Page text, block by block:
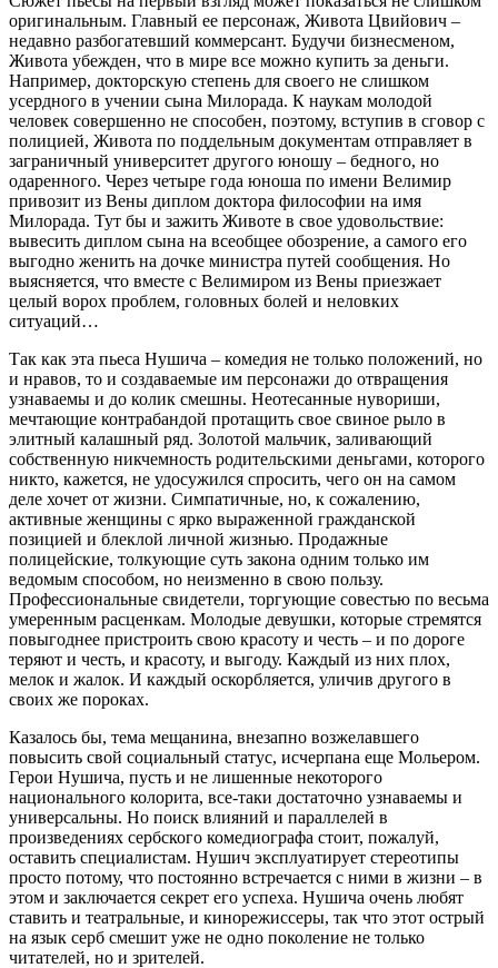
оригинальным. Главный ее персонаж, Живота Цвийович –
недавно разбогатевший коммерсант. Будучи бизнесменом,
Живота убежден, что в мире все можно купить за деньги.
Например, докторскую степень для своего не слишком
усердного в учении сына Милорада. К наукам молодой
человек совершенно не способен, поэтому, вступив в сговор с
полицией, Живота по поддельным документам отправляет в
заграничный университет другого юношу – бедного, но
одаренного. Через четыре года юноша по имени Велимир
привозит из Вены диплом доктора философии на имя
Милорада. Тут бы и зажить Животе в свое удовольствие:
вывесить диплом сына на всеобщее обозрение, а самого его
выгодно женить на дочке министра путей сообщения. Но
выясняется, что вместе с Велимиром из Вены приезжает
целый ворох проблем, головных болей и неловких
ситуаций…
Так как эта пьеса Нушича – комедия не только положений, но
и нравов, то и создаваемые им персонажи до отвращения
узнаваемы и до колик смешны. Неотесанные нувориши,
мечтающие контрабандой протащить свое свиное рыло в
элитный калашный ряд. Золотой мальчик, заливающий
собственную никчемность родительскими деньгами, которого
никто, кажется, не удосужился спросить, чего он на самом
деле хочет от жизни. Симпатичные, но, к сожалению,
активные женщины с ярко выраженной гражданской
позицией и блеклой личной жизнью. Продажные
полицейские, толкующие суть закона одним только им
ведомым способом, но неизменно в свою пользу.
Профессиональные свидетели, торгующие совестью по весьма
умеренным расценкам. Молодые девушки, которые стремятся
повыгоднее пристроить свою красоту и честь – и по дороге
теряют и честь, и красоту, и выгоду. Каждый из них плох,
мелок и жалок. И каждый оскорбляется, уличив другого в
своих же пороках.
Казалось бы, тема мещанина, внезапно возжелавшего
повысить свой социальный статус, исчерпана еще Мольером.
Герои Нушича, пусть и не лишенные некоторого
национального колорита, все-таки достаточно узнаваемы и
универсальны. Но поиск влияний и параллелей в
произведениях сербского комедиографа стоит, пожалуй,
оставить специалистам. Нушич эксплуатирует стереотипы
просто потому, что постоянно встречается с ними в жизни – в
этом и заключается секрет его успеха. Нушича очень любят
ставить и театральные, и кинорежиссеры, так что этот острый
на язык серб смешит уже не одно поколение не только
читателей, но и зрителей.